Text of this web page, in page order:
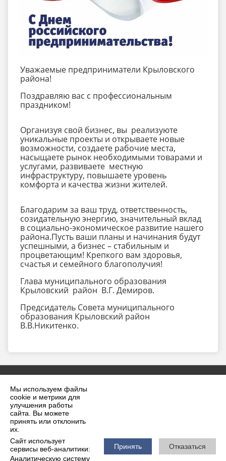
Мы используем файлы
cookie и метрики для
улучшения работы
сайта. Вы можете
принять или отклонить
их.
Сайт использует
сервисы веб-аналитики:
Аналитическую систему
Принять Отказаться
Уважаемые предприниматели Крыловского
района!
Поздравляю вас с профессиональным
праздником!
Организуя свой бизнес, вы реализуюте
уникальные проекты и открываете новые
возможности, создаете рабочие места,
насыщаете рынок необходимыми товарами и
услугами, развиваете местную
инфраструктуру, повышаете уровень
комфорта и качества жизни жителей.
Благодарим за ваш труд, ответственность,
созидательную энергию, значительный вклад
в социально-экономическое развитие нашего
района.Пусть ваши планы и начинания будут
успешными, а бизнес – стабильным и
процветающим! Крепкого вам здоровья,
счастья и семейного благополучия!
Глава муниципального образования
Крыловский район В.Г. Демиров.
Предсидатель Совета муниципального
образования Крыловский район
В.В.Никитенко.
2026 г. krilovskaya.ru
Вход
Карта сайта
Политика обработки персональных данных